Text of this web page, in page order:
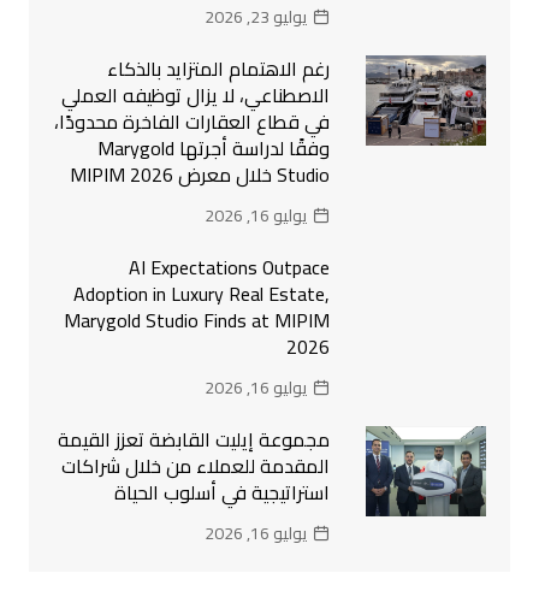
يوليو 23, 2026
رغم الاهتمام المتزايد بالذكاء
الاصطناعي، لا يزال توظيفه العملي
في قطاع العقارات الفاخرة محدودًا،
وفقًا لدراسة أجرتها Marygold
Studio خلال معرض MIPIM 2026
يوليو 16, 2026
AI Expectations Outpace
Adoption in Luxury Real Estate,
Marygold Studio Finds at MIPIM
2026
يوليو 16, 2026
مجموعة إيليت القابضة تعزز القيمة
المقدمة للعملاء من خلال شراكات
استراتيجية في أسلوب الحياة
يوليو 16, 2026